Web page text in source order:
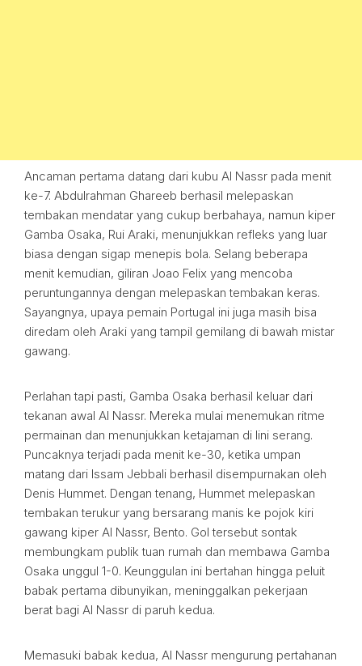
Ancaman pertama datang dari kubu Al Nassr pada menit
ke-7. Abdulrahman Ghareeb berhasil melepaskan
tembakan mendatar yang cukup berbahaya, namun kiper
Gamba Osaka, Rui Araki, menunjukkan refleks yang luar
biasa dengan sigap menepis bola. Selang beberapa
menit kemudian, giliran Joao Felix yang mencoba
peruntungannya dengan melepaskan tembakan keras.
Sayangnya, upaya pemain Portugal ini juga masih bisa
diredam oleh Araki yang tampil gemilang di bawah mistar
gawang.
Perlahan tapi pasti, Gamba Osaka berhasil keluar dari
tekanan awal Al Nassr. Mereka mulai menemukan ritme
permainan dan menunjukkan ketajaman di lini serang.
Puncaknya terjadi pada menit ke-30, ketika umpan
matang dari Issam Jebbali berhasil disempurnakan oleh
Denis Hummet. Dengan tenang, Hummet melepaskan
tembakan terukur yang bersarang manis ke pojok kiri
gawang kiper Al Nassr, Bento. Gol tersebut sontak
membungkam publik tuan rumah dan membawa Gamba
Osaka unggul 1-0. Keunggulan ini bertahan hingga peluit
babak pertama dibunyikan, meninggalkan pekerjaan
berat bagi Al Nassr di paruh kedua.
Memasuki babak kedua, Al Nassr mengurung pertahanan